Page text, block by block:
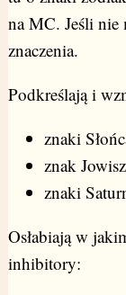
na MC. Jeśli nie
znaczenia.
Podkreślają i
znaki
znak
znaki
Osłabiają w
inhibitory: